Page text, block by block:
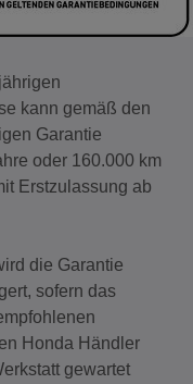
kann gemäß den
Garantie
oder 160.000 km
Erstzulassung ab
die Garantie
sofern das
Honda Händler
gewartet